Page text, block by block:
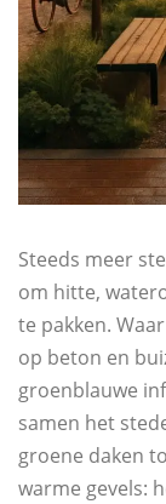
Steeds meer
om hitte,
te pakken.
op beton en
groenblauwe
samen het
groene daken
warme gevels: